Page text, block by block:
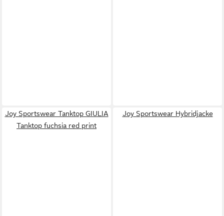
Joy Sportswear Tanktop GIULIA
Tanktop fuchsia red print
Joy Sportswear Hybridjacke